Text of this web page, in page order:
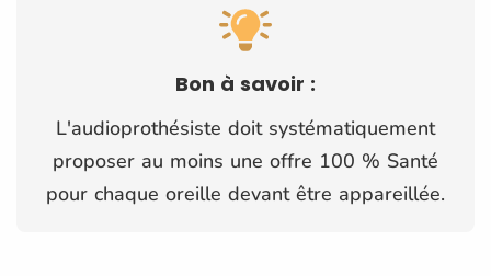
Bon à savoir :
L'audioprothésiste doit systématiquement
proposer au moins une offre 100 % Santé
pour chaque oreille devant être appareillée.